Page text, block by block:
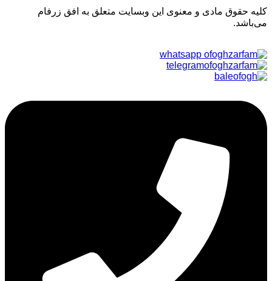
کلیه حقوق مادی و معنوی این وبسایت متعلق به افق زرفام
می‌باشد.